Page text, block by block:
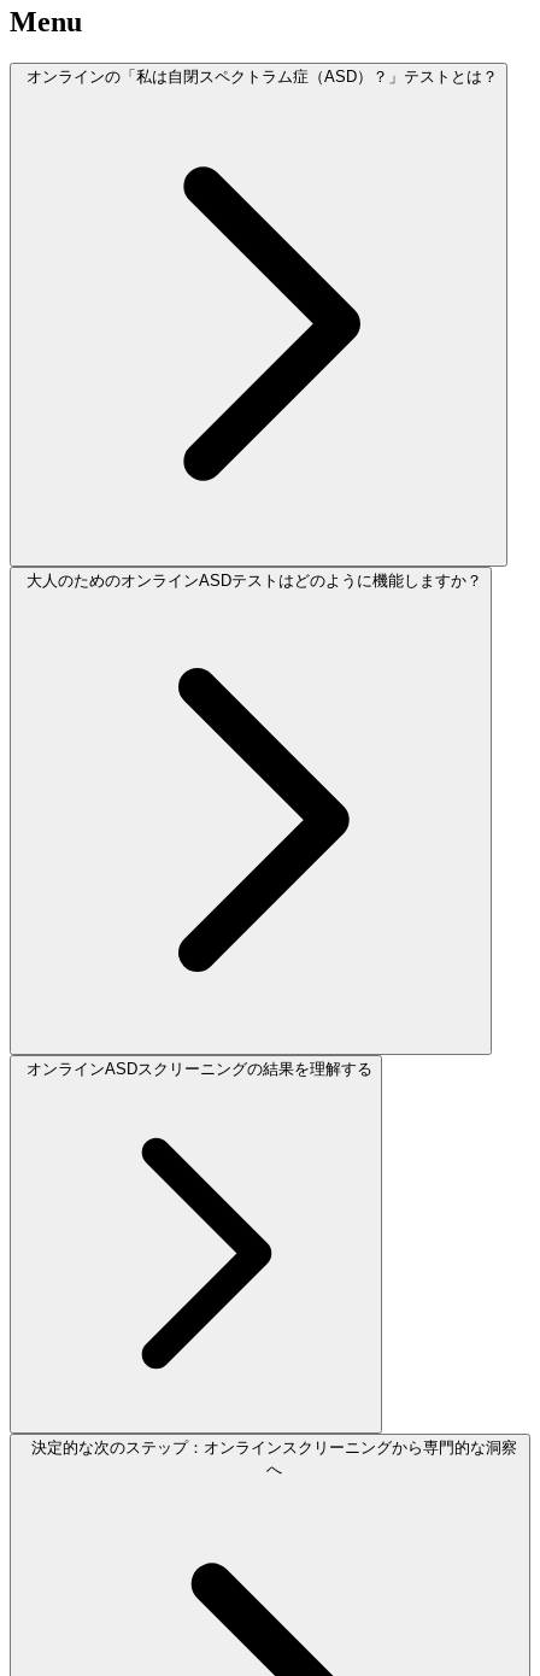
Menu
オンラインの「私は自閉スペクトラム症（ASD）？」テストとは？
大人のためのオンラインASDテストはどのように機能しますか？
オンラインASDスクリーニングの結果を理解する
決定的な次のステップ：オンラインスクリーニングから専門的な洞察
へ